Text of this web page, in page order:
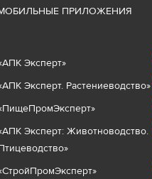
ОБИЛЬНЫЕ ПРИЛОЖЕНИЯ
АПК Эксперт»
АПК Эксперт. Растениеводство»
АПК Эксперт: Животноводство.